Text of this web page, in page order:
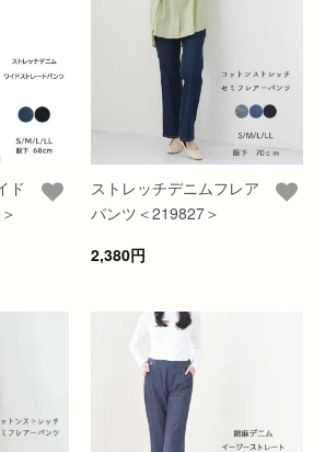
ド
ストレッチデニムフレア
パンツ＜219827＞
2,380円